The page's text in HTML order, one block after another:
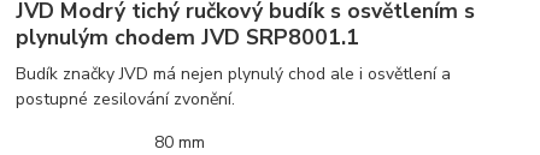
JVD Modrý tichý ručkový budík s osvětlením s
plynulým chodem JVD SRP8001.1
Budík značky JVD má nejen plynulý chod ale i osvětlení a
postupné zesilování zvonění.
80 mm